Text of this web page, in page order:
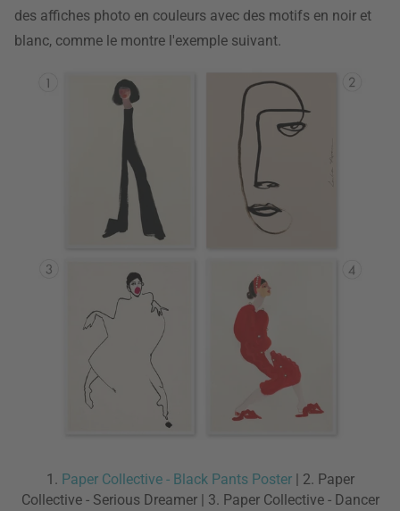
des affiches photo en couleurs avec des motifs en noir et
blanc, comme le montre l'exemple suivant.
1. Paper Collective - Black Pants Poster| 2. Paper
Collective - Serious Dreamer | 3. Paper Collective - Dancer